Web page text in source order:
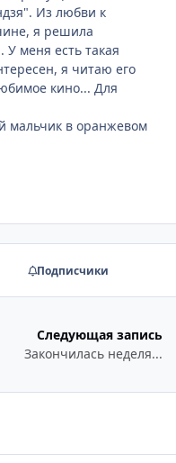
Из любви к
я решила
меня есть такая
я читаю его
кино... Для
мальчик в оранжевом
Подписчики
Следующая запись
Закончилась неделя...